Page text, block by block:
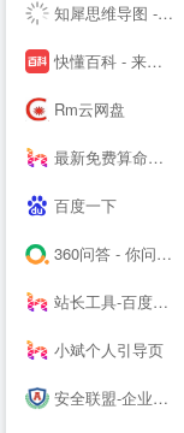
知犀思维导图 - 知犀--
快懂百科 - 来这里，认识世界！
Rm云网盘
最新免费算命占卜算卦塔罗牌卜测算-太清阁免费周易测算
百度一下
360问答 - 你问大家答
站长工具-百度权重查询-网站排名 - 去查网
小斌个人引导页
安全联盟-企业查询|网站查询|曝光查询|企业工商查询|企业信用查询|企业失信记录|大数据企业信用平台。